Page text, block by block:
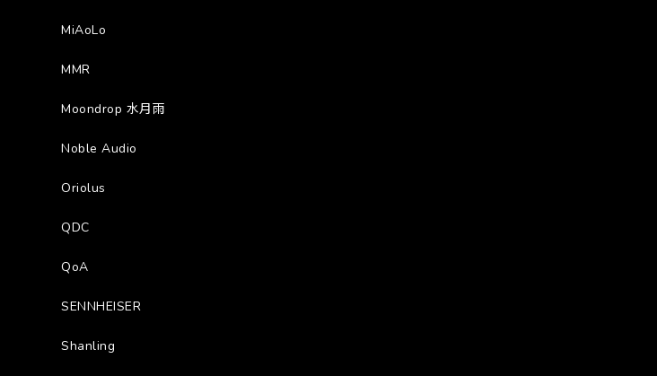
MiAoLo
MMR
Moondrop 水月雨
Noble Audio
Oriolus
QDC
QoA
SENNHEISER
Shanling